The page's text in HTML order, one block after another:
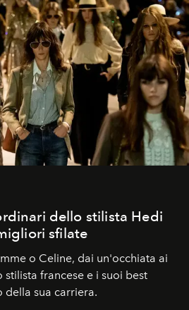
dello stilista Hedi
sfilate
o Celine, dai un'occhiata ai
francese e i suoi best
della sua carriera.